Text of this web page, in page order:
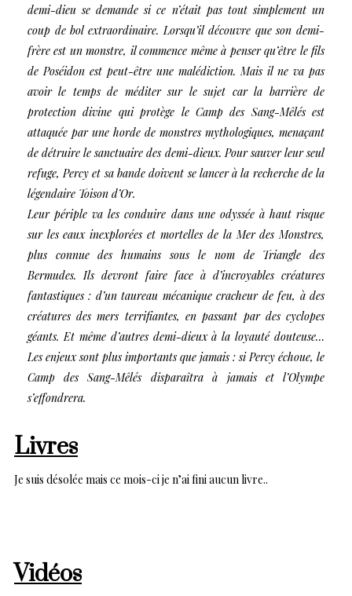
demi-dieu se demande si ce n’était pas tout simplement un
coup de bol extraordinaire. Lorsqu’il découvre que son demi-
frère est un monstre, il commence même à penser qu’être le fils
de Poséidon est peut-être une malédiction. Mais il ne va pas
avoir le temps de méditer sur le sujet car la barrière de
protection divine qui protège le Camp des Sang-Mêlés est
attaquée par une horde de monstres mythologiques, menaçant
de détruire le sanctuaire des demi-dieux. Pour sauver leur seul
refuge, Percy et sa bande doivent se lancer à la recherche de la
légendaire Toison d’Or.
Leur périple va les conduire dans une odyssée à haut risque
sur les eaux inexplorées et mortelles de la Mer des Monstres,
plus connue des humains sous le nom de Triangle des
Bermudes. Ils devront faire face à d’incroyables créatures
fantastiques : d’un taureau mécanique cracheur de feu, à des
créatures des mers terrifiantes, en passant par des cyclopes
géants. Et même d’autres demi-dieux à la loyauté douteuse…
Les enjeux sont plus importants que jamais : si Percy échoue, le
Camp des Sang-Mêlés disparaîtra à jamais et l’Olympe
s’effondrera.
Livres
Je suis désolée mais ce mois-ci je n’ai fini aucun livre..
Vidéos